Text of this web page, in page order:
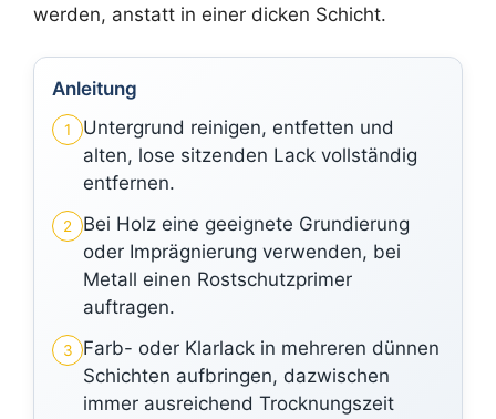
werden, anstatt in einer dicken Schicht.
Anleitung
1
Untergrund reinigen, entfetten und
alten, lose sitzenden Lack vollständig
entfernen.
2
Bei Holz eine geeignete Grundierung
oder Imprägnierung verwenden, bei
Metall einen Rostschutzprimer
auftragen.
3
Farb- oder Klarlack in mehreren dünnen
Schichten aufbringen, dazwischen
immer ausreichend Trocknungszeit